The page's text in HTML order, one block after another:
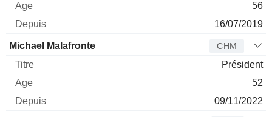
56
16/07/2019
Michael Malafronte CHM
Président
52
09/11/2022